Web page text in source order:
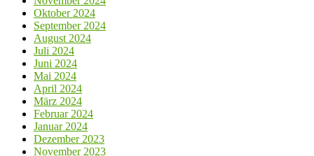
Oktober 2024
September 2024
August 2024
Juli 2024
Juni 2024
Mai 2024
April 2024
März 2024
Februar 2024
Januar 2024
Dezember 2023
November 2023